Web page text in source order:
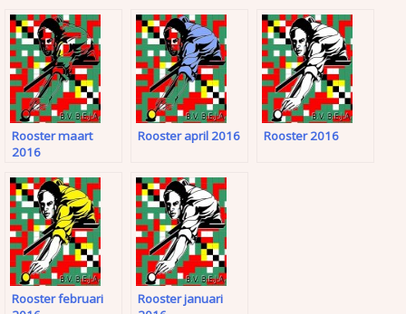
Rooster maart
2016
Rooster april 2016 Rooster 2016
Rooster februari
Rooster januari